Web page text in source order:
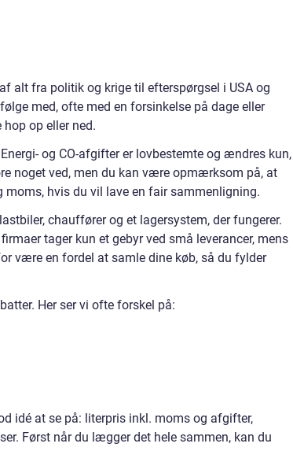
alt fra politik og krige til efterspørgsel i USA og
med, ofte med en forsinkelse på dage eller
op eller ned.
og CO-afgifter er lovbestemte og ændres kun,
noget ved, men du kan være opmærksom på, at
hvis du vil lave en fair sammenligning.
chauffører og et lagersystem, der fungerer.
tager kun et gebyr ved små leverancer, mens
være en fordel at samle dine køb, så du fylder
Her ser vi ofte forskel på:
idé at se på: literpris inkl. moms og afgifter,
Først når du lægger det hele sammen, kan du